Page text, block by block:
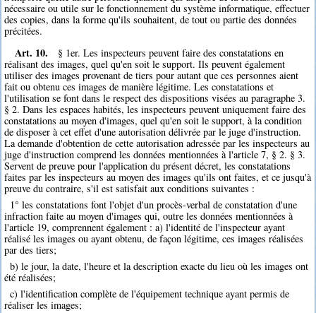
nécessaire ou utile sur le fonctionnement du système informatique, effectuer
des copies, dans la forme qu'ils souhaitent, de tout ou partie des données
précitées.
Art. 10.
§ 1er. Les inspecteurs peuvent faire des constatations en
réalisant des images, quel qu'en soit le support. Ils peuvent également
utiliser des images provenant de tiers pour autant que ces personnes aient
fait ou obtenu ces images de manière légitime. Les constatations et
l'utilisation se font dans le respect des dispositions visées au paragraphe 3.
§ 2. Dans les espaces habités, les inspecteurs peuvent uniquement faire des
constatations au moyen d'images, quel qu'en soit le support, à la condition
de disposer à cet effet d'une autorisation délivrée par le juge d'instruction.
La demande d'obtention de cette autorisation adressée par les inspecteurs au
juge d'instruction comprend les données mentionnées à l'article 7, § 2. § 3.
Servent de preuve pour l'application du présent décret, les constatations
faites par les inspecteurs au moyen des images qu'ils ont faites, et ce jusqu'à
preuve du contraire, s'il est satisfait aux conditions suivantes :
1° les constatations font l'objet d'un procès-verbal de constatation d'une
infraction faite au moyen d'images qui, outre les données mentionnées à
l'article 19, comprennent également : a) l'identité de l'inspecteur ayant
réalisé les images ou ayant obtenu, de façon légitime, ces images réalisées
par des tiers;
b) le jour, la date, l'heure et la description exacte du lieu où les images ont
été réalisées;
c) l'identification complète de l'équipement technique ayant permis de
réaliser les images;